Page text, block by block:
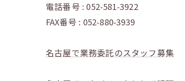
電話番号 : 052-581-3922
FAX番号 : 052-880-3939
名古屋で業務委託のスタッフ募集